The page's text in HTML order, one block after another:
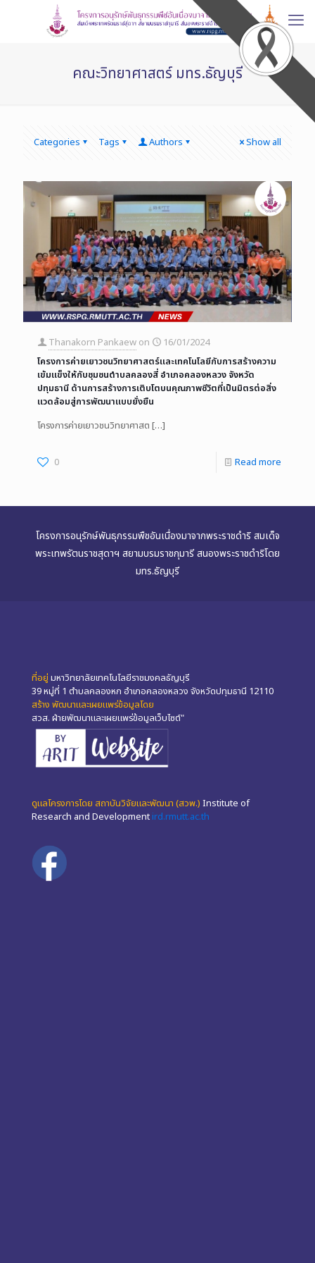
คณะวิทยาศาสตร์ มทร.ธัญบุรี
Categories Tags Authors Show all
Thanakorn Pankaew on
16/01/2024
โครงการค่ายเยาวชนวิทยาศาสตร์และเทคโนโลยีกับการสร้างความ
เข้มแข็งให้กับชุมชนตำบลคลองสี่ อำเภอคลองหลวง จังหวัด
ปทุมธานี ด้านการสร้างการเติบโตบนคุณภาพชีวิตที่เป็นมิตรต่อสิ่ง
แวดล้อมสู่การพัฒนาแบบยั่งยืน
โครงการค่ายเยาวชนวิทยาศาสต […]
0 Read more
โครงการอนุรักษ์พันธุกรรมพืชอันเนื่องมาจากพระราชดำริ สมเด็จ
พระเทพรัตนราชสุดาฯ สยามบรมราชกุมารี สนองพระราชดำริโดย
มทร.ธัญบุรี
ที่อยู่ มหาวิทยาลัยเทคโนโลยีราชมงคลธัญบุรี
39 หมู่ที่ 1 ตำบลคลองหก อำเภอคลองหลวง จังหวัดปทุมธานี 12110
สร้าง พัฒนาและเผยแพร่ข้อมูลโดย
สวส. ฝ่ายพัฒนาและเผยแพร่ข้อมูลเว็บไซต์"
ดูแลโครงการโดย สถาบันวิจัยและพัฒนา (สวพ.) Institute of
Research and Development ird.rmutt.ac.th